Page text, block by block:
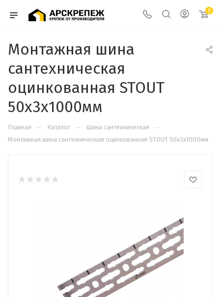
0
Монтажная шина
сантехническая
оцинкованная STOUT
50x3x1000мм
Главная — Каталог — Шина сантехническая —
Монтажная шина сантехническая оцинкованная STOUT 50x3x1000мм